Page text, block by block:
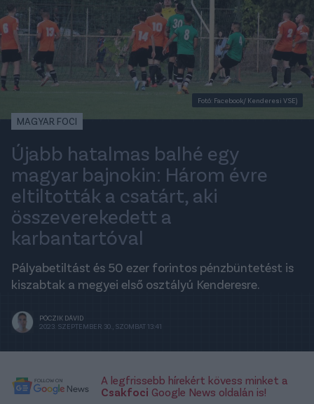
Fotó: Facebook/ Kenderesi VSE)
MAGYAR FOCI
Újabb hatalmas balhé egy
magyar bajnokin: Három évre
eltiltották a csatárt, aki
összeverekedett a
karbantartóval
Pályabetiltást és 50 ezer forintos pénzbüntetést is
kiszabtak a megyei első osztályú Kenderesre.
PÓCZIK DÁVID
2023. SZEPTEMBER 30., SZOMBAT 13:41
A legfrissebb hírekért kövess minket a
Csakfoci Google News oldalán is!